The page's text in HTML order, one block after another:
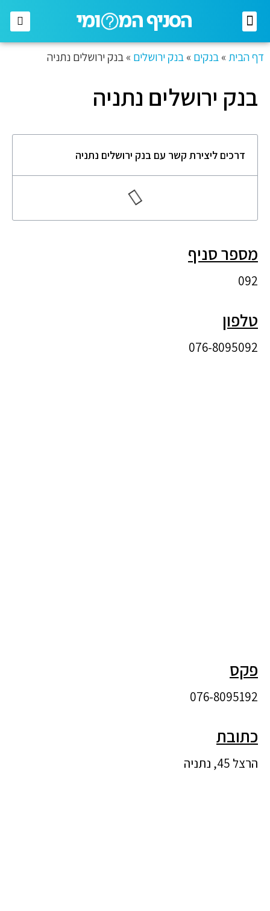
דף הבית » בנקים » בנק ירושלים » בנק ירושלים נתניה
בנק ירושלים נתניה
דרכים ליצירת קשר עם בנק ירושלים נתניה
מספר סניף
092
טלפון
‎076-8095092
פקס
076-8095192
כתובת
הרצל 45, נתניה